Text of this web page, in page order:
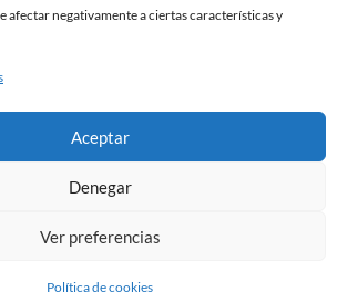
afectar negativamente a ciertas características y
Aceptar
Denegar
Ver preferencias
Política de cookies